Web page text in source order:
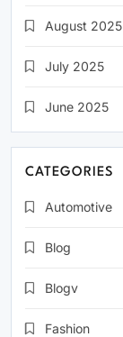
August 2025
July 2025
June 2025
CATEGORIES
Automotive
Blog
Blogv
Fashion